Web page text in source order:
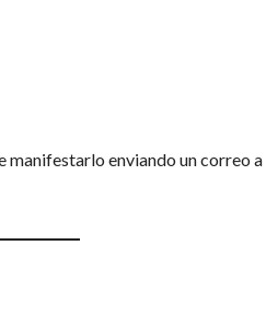
manifestarlo enviando un correo a